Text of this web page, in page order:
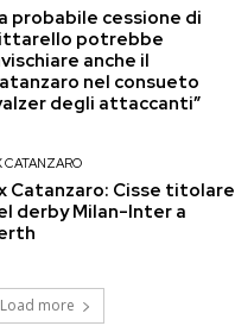
probabile cessione di
potrebbe
anche il
nel consueto
degli attaccanti”
CATANZARO
Catanzaro: Cisse titolare
derby Milan-Inter a
Load more